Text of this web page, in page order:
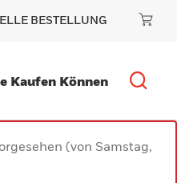
BESTELLUNG
Kaufen Können
(von Samstag,